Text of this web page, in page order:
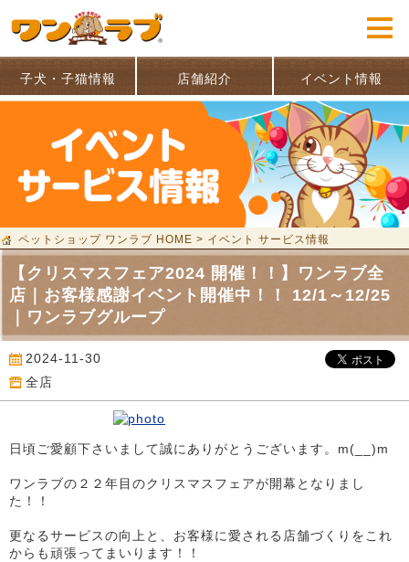
子犬・子猫情報 店舗紹介 イベント情報
ペットショップ ワンラブ HOME > イベント サービス情報
【クリスマスフェア2024 開催！！】ワンラブ全
店｜お客様感謝イベント開催中！！ 12/1～12/25
｜ワンラブグループ
2024-11-30
全店
日頃ご愛顧下さいまして誠にありがとうございます。m(__)m
ワンラブの２２年目のクリスマスフェアが開幕となりまし
た！！
更なるサービスの向上と、お客様に愛される店舗づくりをこれ
からも頑張ってまいります！！